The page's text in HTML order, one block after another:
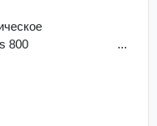
800